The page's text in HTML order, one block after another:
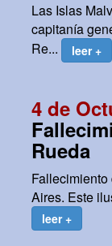
Las Islas
capitanía
Re...
leer +
4 de
Rueda
Aires. Este
leer +